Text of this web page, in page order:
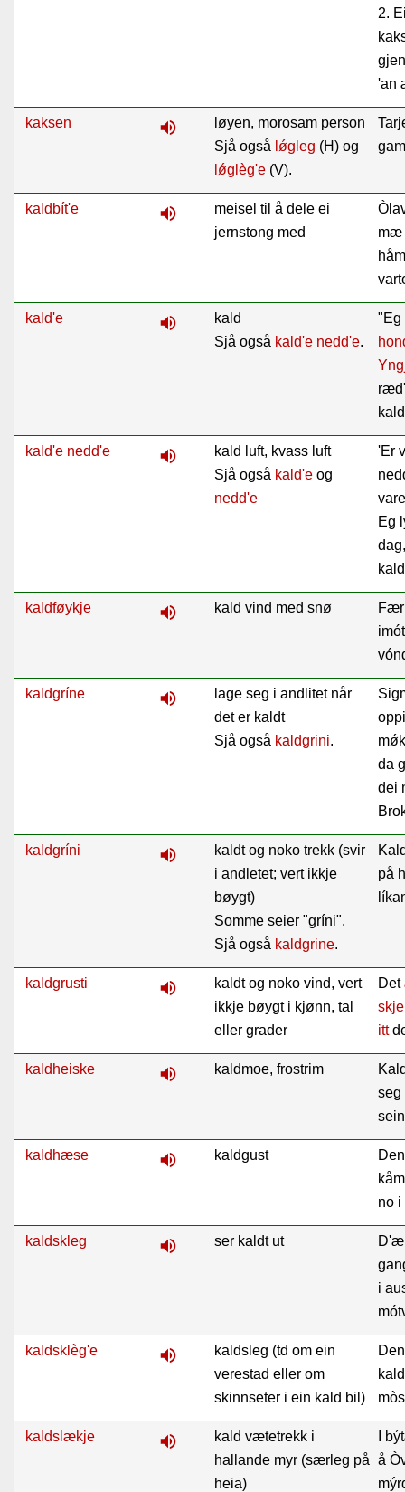
2.
'an
kaksen volume_up
løyen, morosam person
Sjå også lǿgleg (H) og
lǿglèg'e (V).
kaldbít'e volume_up
meisel til å dele ei
jernstong med
mæ
kald'e volume_up
kald
Sjå også kald'e nedd'e.
"Eg
kald'e nedd'e volume_up
kald luft, kvass luft
Sjå også kald'e og
nedd'e
'Er
Eg
kaldføykje volume_up kald vind med snø
Fær
kaldgríne volume_up
lage seg i andlitet når
det er kaldt
Sjå også kaldgrini.
da
dei
kaldgríni volume_up
kaldt og noko trekk (svir
i andletet; vert ikkje
bøygt)
Somme seier "gríni".
Sjå også kaldgrine.
på
kaldgrusti volume_up
kaldt og noko vind, vert
ikkje bøygt i kjønn, tal
eller grader
Det
itt
kaldheiske volume_up kaldmoe, frostrim
seg
kaldhæse volume_up kaldgust
no i
kaldskleg volume_up ser kaldt ut
D'æ
i
kaldsklèg'e volume_up
kaldsleg (td om ein
verestad eller om
skinnseter i ein kald bil)
kaldslækje volume_up
kald vætetrekk i
hallande myr (særleg på
heia)
I
å